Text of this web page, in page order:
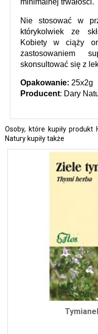
minimalnej trwałości.
Nie stosować w
którykolwiek ze
Kobiety w ciąży
zastosowaniem
skonsultować się z
Opakowanie: 25x2g
Producent: Dary
Osoby, które kupiły produkt
Natury kupiły także